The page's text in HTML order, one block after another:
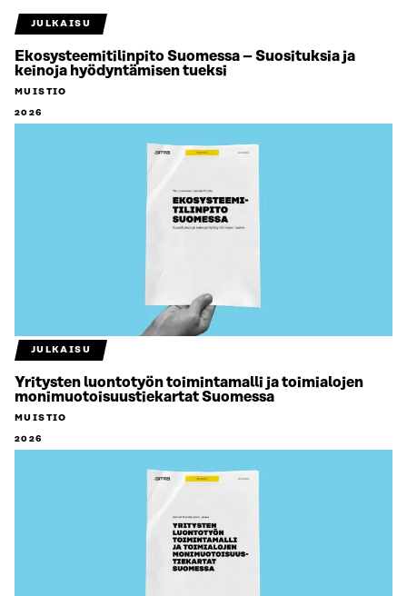
JULKAISU
Ekosysteemitilinpito Suomessa – Suosituksia ja
keinoja hyödyntämisen tueksi
MUISTIO
2026
JULKAISU
Yritysten luontotyön toimintamalli ja toimialojen
monimuotoisuustiekartat Suomessa
MUISTIO
2026